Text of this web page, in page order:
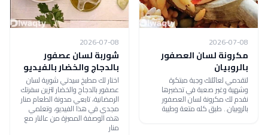
2026-07-08
مكرونة لسان العصفور
بالروبيان
لتقدمي لعائلتك وجبة مبتكرة
وشهية وغير صعبة في تحضيرها
نقدم لك مكرونة لسان العصفور
بالروبيان.. طبق كله متعة وطيبة
2026-07-08
شوربة لسان عصفور
بالدجاج والخضار بالفيديو
اختار لك مطبخ سيدتي شوربة لسان
عصفور بالدجاج والخضار لتزين سفرتك
الرمضانية، تابعي مدونة الطعام منار
مجدي في هذا الفيديو، وتعلمي
هذه الوصفة المميزة من عالنار مع
منار